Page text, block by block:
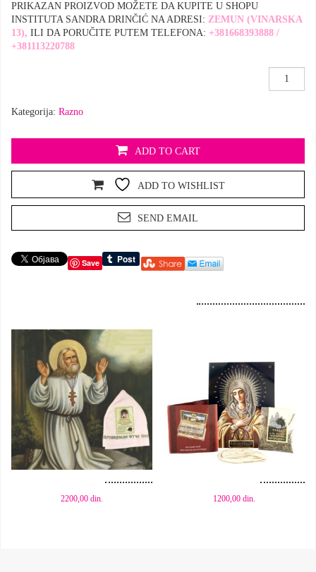
PRIKAZAN PROIZVOD MOŽETE DA KUPITE U SHOPU
INSTITUTA SANDRA DRINČIĆ NA ADRESI: ZEMUN (VINARSKA
13), ILI DA PORUČITE PUTEM TELEFONA: +381668393888 /
+381113220788
Stopa
Kategorija: Razno
ADD TO CART
ADD TO WISHLIST
SEND EMAIL
Save
Dodaj u korpu
2200,00 din.
Dodaj u korpu
1200,00din.